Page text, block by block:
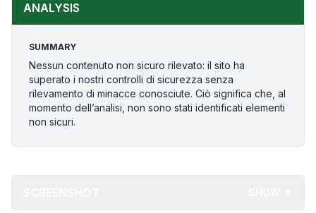
ANALYSIS
SUMMARY
Nessun contenuto non sicuro rilevato: il sito ha
superato i nostri controlli di sicurezza senza
rilevamento di minacce conosciute. Ciò significa che, al
momento dell’analisi, non sono stati identificati elementi
non sicuri.